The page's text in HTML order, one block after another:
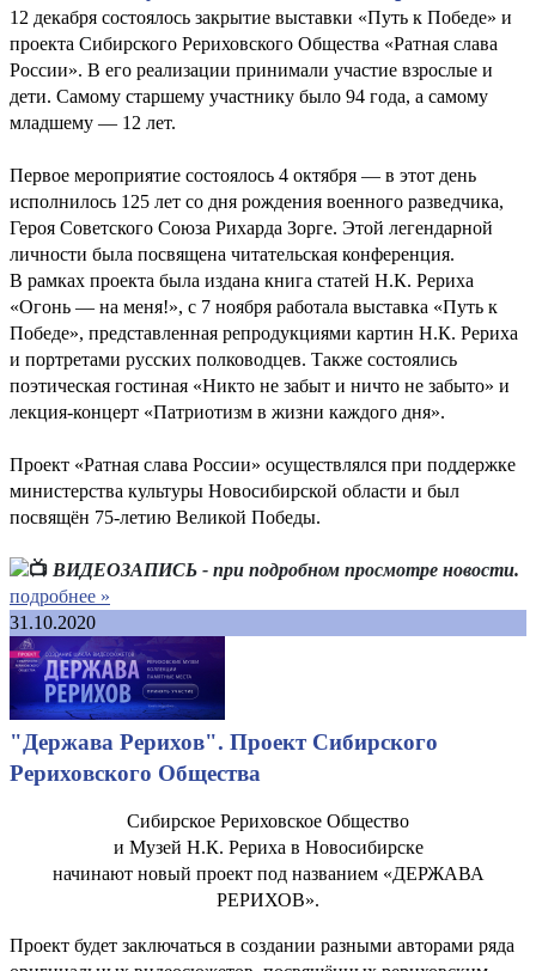
12 декабря состоялось закрытие выставки «Путь к Победе» и
проекта Сибирского Рериховского Общества «Ратная слава
России». В его реализации принимали участие взрослые и
дети. Самому старшему участнику было 94 года, а самому
младшему — 12 лет.
Первое мероприятие состоялось 4 октября — в этот день
исполнилось 125 лет со дня рождения военного разведчика,
Героя Советского Союза Рихарда Зорге. Этой легендарной
личности была посвящена читательская конференция.
В рамках проекта была издана книга статей Н.К. Рериха
«Огонь — на меня!», с 7 ноября работала выставка «Путь к
Победе», представленная репродукциями картин Н.К. Рериха
и портретами русских полководцев. Также состоялись
поэтическая гостиная «Никто не забыт и ничто не забыто» и
лекция-концерт «Патриотизм в жизни каждого дня».
Проект «Ратная слава России» осуществлялся при поддержке
министерства культуры Новосибирской области и был
посвящён 75-летию Великой Победы.
ВИДЕОЗАПИСЬ - при подробном просмотре новости.
подробнее »
31.10.2020
"Держава Рерихов". Проект Сибирского
Рериховского Общества
Сибирское Рериховское Общество
и Музей Н.К. Рериха в Новосибирске
начинают новый проект под названием «ДЕРЖАВА
РЕРИХОВ».
Проект будет заключаться в создании разными авторами ряда